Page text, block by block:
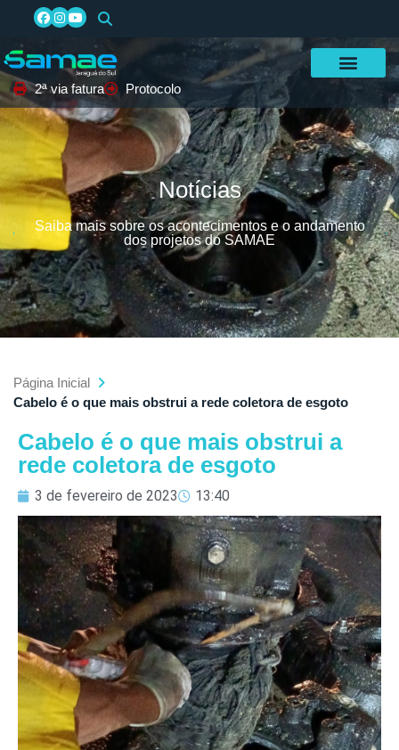
2ª via fatura Protocolo
Notícias
Saiba mais sobre os acontecimentos e o andamento
dos projetos do SAMAE
Página Inicial
Cabelo é o que mais obstrui a rede coletora de esgoto
Cabelo é o que mais obstrui a
rede coletora de esgoto
3 de fevereiro de 2023 13:40